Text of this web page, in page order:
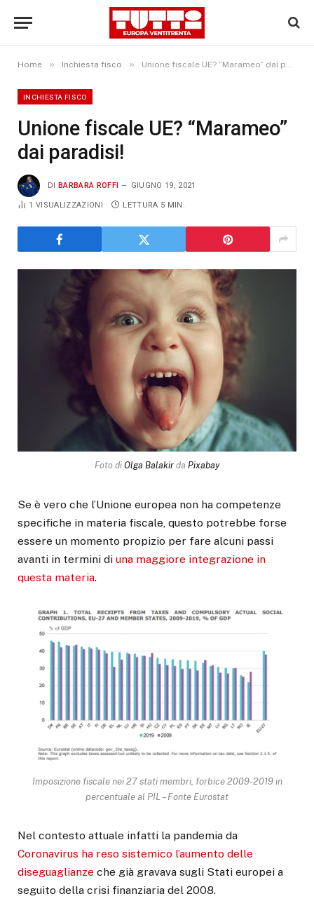
Home » Inchiesta fisco » Unione fiscale UE? “Marameo” dai paradisi!
INCHIESTA FISCO
Unione fiscale UE? “Marameo”
dai paradisi!
DI BARBARA ROFFI GIUGNO 19, 2021
1VISUALIZZAZIONI LETTURA 5 MIN.
Foto di Olga Balakir da Pixabay
Se è vero che l’Unione europea non ha competenze
specifiche in materia fiscale, questo potrebbe forse
essere un momento propizio per fare alcuni passi
avanti in termini di una maggiore integrazione in
questa materia.
Imposizione fiscale nei 27 stati membri, forbice 2009-2019 in
percentuale al PIL – Fonte Eurostat
Nel contesto attuale infatti la pandemia da
Coronavirus ha reso sistemico l’aumento delle
diseguaglianze che già gravava sugli Stati europei a
seguito della crisi finanziaria del 2008.